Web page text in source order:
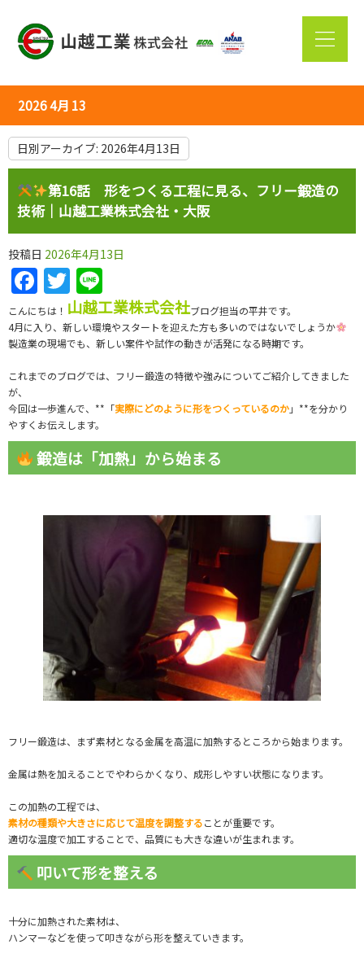
2026 4月 13
日別アーカイブ: 2026年4月13日
第16話 形をつくる工程に見る、フリー鍛造の
技術｜山越工業株式会社・大阪
投稿日 2026年4月13日
Facebook
Twitter
こんにちは！ 山越工業株式会社ブログ担当の平井です。
4月に入り、新しい環境やスタートを迎えた方も多いのではないでしょうか
製造業の現場でも、新しい案件や試作の動きが活発になる時期です。
これまでのブログでは、フリー鍛造の特徴や強みについてご紹介してきました
が、
今回は一歩進んで、**「実際にどのように形をつくっているのか」**を分かり
やすくお伝えします。
鍛造は「加熱」から始まる
フリー鍛造は、まず素材となる金属を高温に加熱するところから始まります。
金属は熱を加えることでやわらかくなり、成形しやすい状態になります。
この加熱の工程では、
素材の種類や大きさに応じて温度を調整することが重要です。
適切な温度で加工することで、品質にも大きな違いが生まれます。
叩いて形を整える
十分に加熱された素材は、
ハンマーなどを使って叩きながら形を整えていきます。